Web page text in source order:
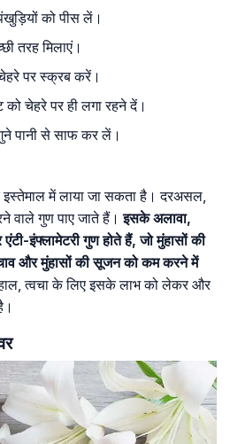
को पीस लें।
तरह मिलाएं।
पर स्क्रब करें।
चेहरे पर ही लगा रहने दें।
पानी से साफ कर लें।
में लाया जा सकता है। दरअसल,
वाले गुण पाए जाते हैं।इसके अलावा,
इंफ्लामेटरी गुण होते हैं, जो मुंहासों की
और मुंहासों की सूजन को कम करने में
त्वचा के लिए इसके लाभ को लेकर और